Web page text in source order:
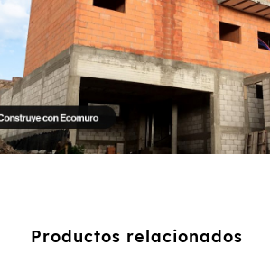
Productos relacionados